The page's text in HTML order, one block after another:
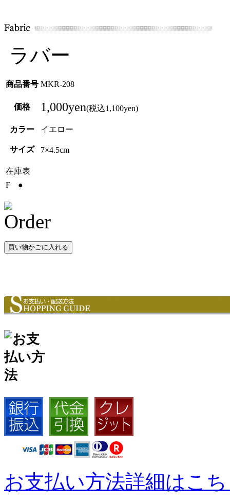
ラバー
商品番号 MKR-208
価格 1,000yen(税込1,100yen)
カラー イエロー
サイズ 7×4.5cm
在庫表
F
●
お支払い方法詳細はこ